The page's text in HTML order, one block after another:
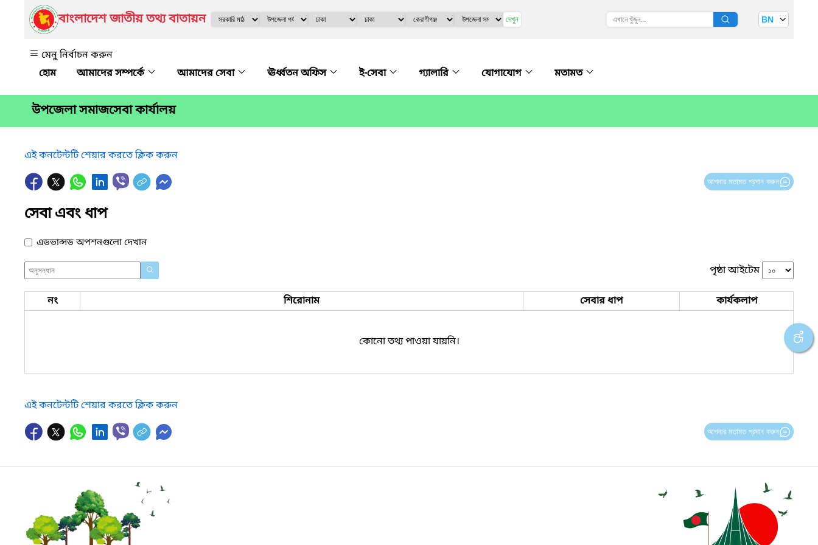
বাংলাদেশ জাতীয় তথ্য বাতায়ন দেখুন BN
মেনু নির্বাচন করুন
আমাদের সম্পর্কে
আমাদের সেবা ঊর্ধ্বতন অফিস ই-সেবা গ্যালারি যোগাযোগ মতামত
উপজেলা সমাজসেবা কার্যালয়
এই কনটেন্টটি শেয়ার করতে ক্লিক করুন
আপনার মতামত প্রদান করুন
সেবা এবং ধাপ
এডভান্সড অপশনগুলো দেখান
পৃষ্ঠা আইটেম
নং শিরোনাম সেবার ধাপ কার্যকলাপ
কোনো তথ্য পাওয়া যায়নি।
এই কনটেন্টটি শেয়ার করতে ক্লিক করুন
আপনার মতামত প্রদান করুন